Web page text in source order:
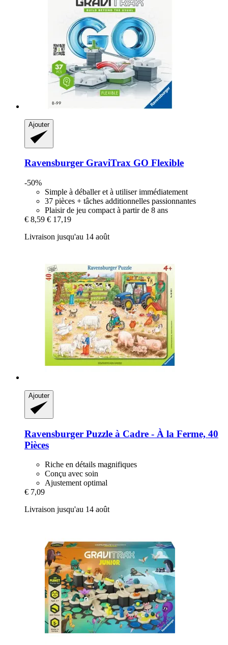
Ajouter
Ravensburger GraviTrax GO Flexible
-50%
Simple à déballer et à utiliser immédiatement
37 pièces + tâches additionnelles passionnantes
Plaisir de jeu compact à partir de 8 ans
€ 8,59 € 17,19
Livraison jusqu'au 14 août
Ajouter
Ravensburger Puzzle à Cadre -​ À la Ferme, 40
Pièces
Riche en détails magnifiques
Conçu avec soin
Ajustement optimal
€ 7,09
Livraison jusqu'au 14 août